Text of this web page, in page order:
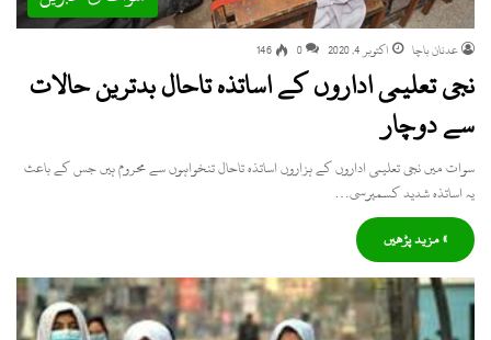
عدنان باچا اکتوبر 4, 2020 0
146
نجی تعلیمی اداروں کے اساتذہ تاحال بدترین حالات
سے دوچار
سوات میں نجی تعلیمی اداروں کے ہزاروں اساتذہ تاحال تنخواہوں سے محروم ہیں جس کے باعث
یہ اساتذہ شدید کسمپرسی…
» مزید پڑھیں